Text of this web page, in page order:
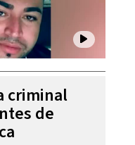
criminal
de